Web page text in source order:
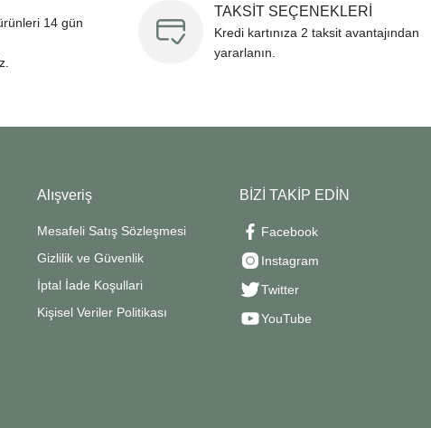
14 gün
TAKSİT SEÇENEKLERİ
Kredi kartınıza 2 taksit avantajından
yararlanın.
Alışveriş
Mesafeli Satış Sözleşmesi
Gizlilik ve Güvenlik
İptal İade Koşullari
Kişisel Veriler Politikası
BİZİ TAKİP EDİN
Facebook
Instagram
Twitter
YouTube